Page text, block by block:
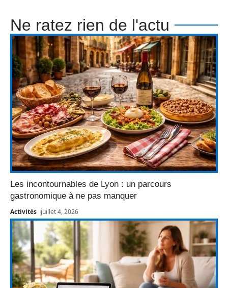
Ne ratez rien de l'actu
Les incontournables de Lyon : un parcours
gastronomique à ne pas manquer
Activités juillet 4, 2026